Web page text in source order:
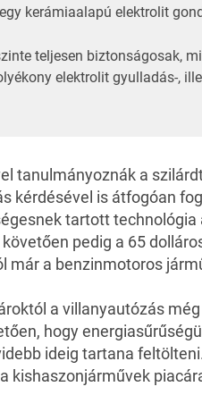
kerámiaalapú elektrolit
teljesen biztonságosak,
elektrolit gyulladás-,
tanulmányoznák a
kérdésével is átfogóan
tartott technológia
pedig a 65
már a benzinmotoros
a villanyautózás
hogy
ideig tartana
kishaszonjárművek